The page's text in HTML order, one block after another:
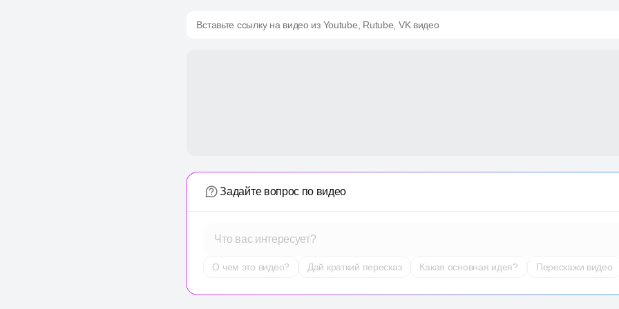
Вставьте ссылку на видео из Youtube, Rutube, VK видео
Задайте вопрос по видео
Что вас интересует?
О чем это видео? Дай краткий пересказ Какая основная идея? Перескажи видео